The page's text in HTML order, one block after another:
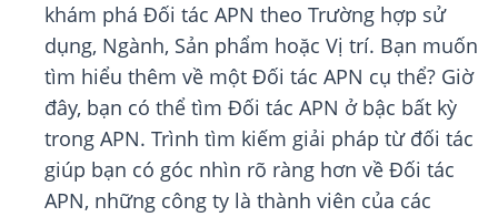
khám phá Đối tác APN theo Trường hợp sử
dụng, Ngành, Sản phẩm hoặc Vị trí. Bạn muốn
tìm hiểu thêm về một Đối tác APN cụ thể? Giờ
đây, bạn có thể tìm Đối tác APN ở bậc bất kỳ
trong APN. Trình tìm kiếm giải pháp từ đối tác
giúp bạn có góc nhìn rõ ràng hơn về Đối tác
APN, những công ty là thành viên của các